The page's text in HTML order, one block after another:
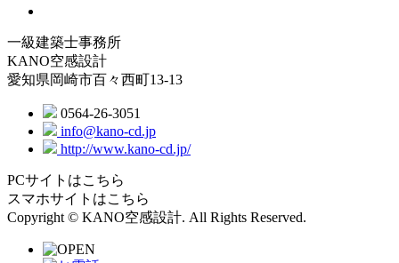
一級建築士事務所
KANO空感設計
愛知県岡崎市百々西町13-13
0564-26-3051
info@kano-cd.jp
http://www.kano-cd.jp/
PCサイトはこちら
スマホサイトはこちら
Copyright © KANO空感設計. All Rights Reserved.